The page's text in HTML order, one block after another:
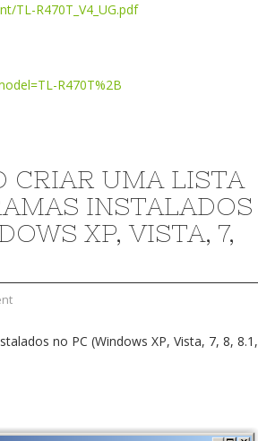
TL-R470T_V4_UG.pdf
R470T%2B
CRIAR UMA LISTA
INSTALADOS
XP, VISTA, 7,
no PC (Windows XP, Vista, 7, 8, 8.1,